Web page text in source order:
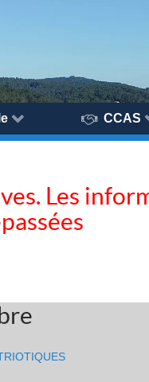
CCAS
Les